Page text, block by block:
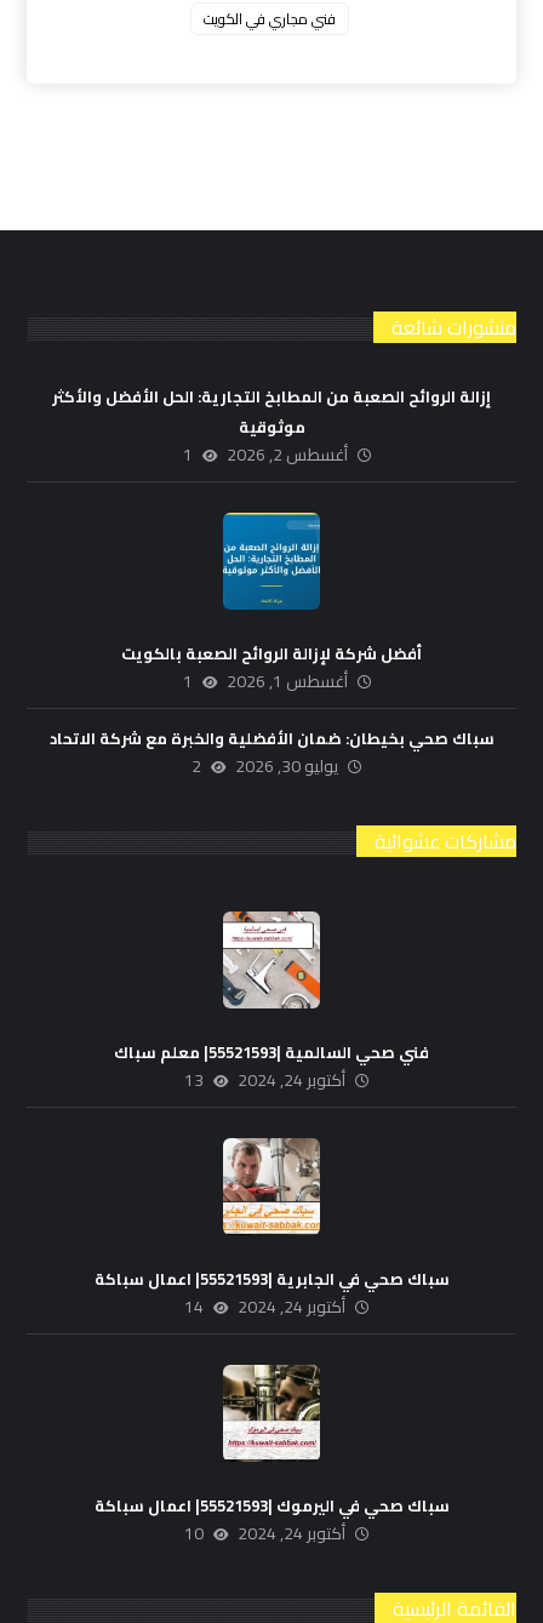
فني مجاري في الكويت
منشورات شائعة
إزالة الروائح الصعبة من المطابخ التجارية: الحل الأفضل والأكثر
موثوقية
أغسطس 2, 2026 1
أفضل شركة لإزالة الروائح الصعبة بالكويت
أغسطس 1, 2026 1
سباك صحي بخيطان: ضمان الأفضلية والخبرة مع شركة الاتحاد
يوليو 30, 2026 2
مشاركات عشوائية
فني صحي السالمية |55521593| معلم سباك
أكتوبر 24, 2024 13
سباك صحي في الجابرية |55521593| اعمال سباكة
أكتوبر 24, 2024 14
سباك صحي في اليرموك |55521593| اعمال سباكة
أكتوبر 24, 2024 10
القائمة الرئيسية